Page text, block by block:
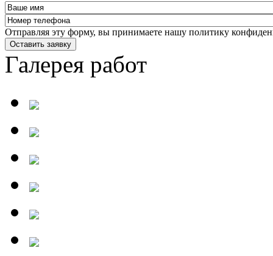
Отправляя эту форму, вы принимаете нашу политику
Оставить заявку
Галерея работ